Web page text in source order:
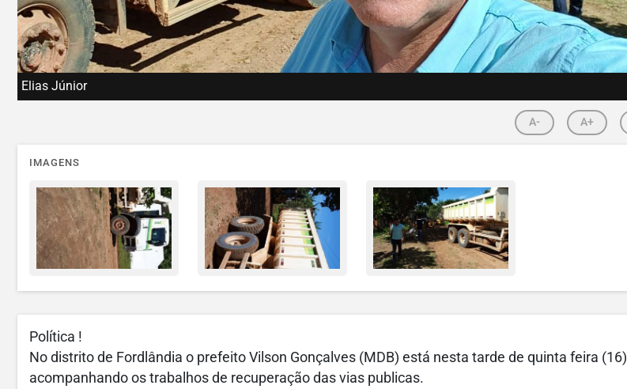
Elias Júnior
A- A+
IMAGENS
Política !
No distrito de Fordlândia o prefeito Vilson Gonçalves (MDB) está nesta tarde de quinta feira (16)
acompanhando os trabalhos de recuperação das vias publicas.